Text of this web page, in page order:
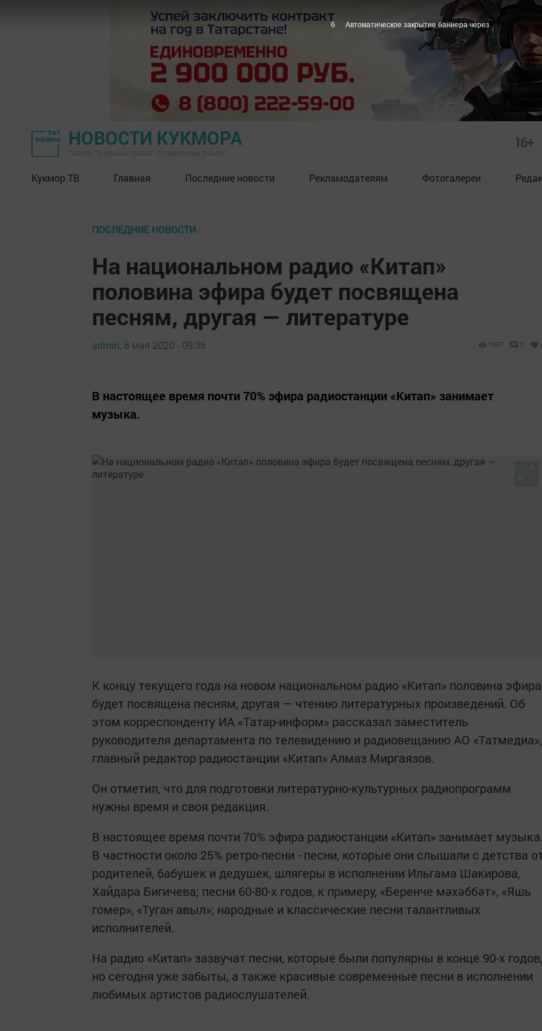
НОВОСТИ КУКМОРА 16+
Кукмор ТВ Главная Последние новости Рекламодателям Фотогалереи
ПОСЛЕДНИЕ НОВОСТИ
На национальном радио «Китап»
половина эфира будет посвящена
песням, другая — литературе
admin, 8 мая 2020 - 09:36 1307 0
В настоящее время почти 70% эфира радиостанции «Китап» занимает
музыка.
К концу текущего года на новом национальном радио «Китап» половина эфира
будет посвящена песням, другая — чтению литературных произведений. Об
этом корреспонденту ИА «Татар-информ» рассказал заместитель
руководителя департамента по телевидению и радиовещанию АО «Татмедиа»,
главный редактор радиостанции «Китап» Алмаз Миргаязов.
Он отметил, что для подготовки литературно-культурных радиопрограмм
нужны время и своя редакция.
В настоящее время почти 70% эфира радиостанции «Китап» занимает
В частности около 25% ретро-песни - песни, которые они слышали с детства
родителей, бабушек и дедушек, шлягеры в исполнении Ильгама Шакирова,
Хайдара Бигичева; песни 60-80-х годов, к примеру, «Беренче мәхәббәт», «Яшь
гомер», «Туган авыл»; народные и классические песни талантливых
исполнителей.
На радио «Китап» зазвучат песни, которые были популярны в конце 90-х годов,
но сегодня уже забыты, а также красивые современные песни в исполнении
любимых артистов радиослушателей.
5 Автоматическое закрытие баннера через